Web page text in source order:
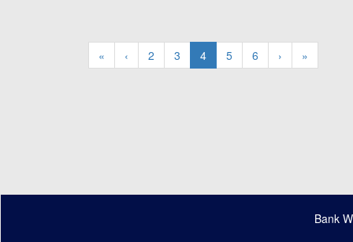
« ‹ 2 3 4 5 6 › »
Bank